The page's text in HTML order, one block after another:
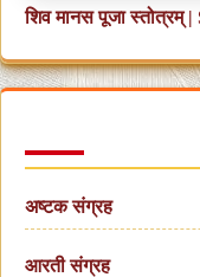
शिव मानस पूजा
अष्टक संग्रह
आरती संग्रह